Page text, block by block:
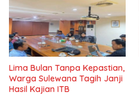
Lima Bulan Tanpa Kepastian,
Warga Sulewana Tagih Janji
Hasil Kajian ITB